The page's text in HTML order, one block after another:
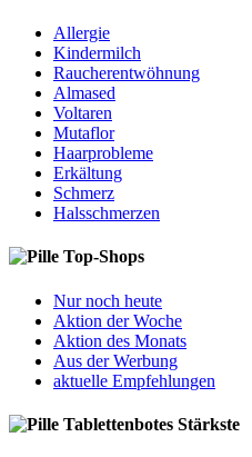
Allergie
Kindermilch
Raucherentwöhnung
Almased
Voltaren
Mutaflor
Haarprobleme
Erkältung
Schmerz
Halsschmerzen
Top-Shops
Nur noch heute
Aktion der Woche
Aktion des Monats
Aus der Werbung
aktuelle Empfehlungen
Tablettenbotes Stärkste